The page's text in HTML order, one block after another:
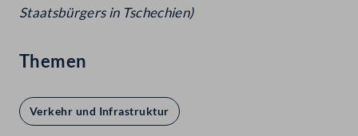
Staatsbürgers in Tschechien)
Themen
Verkehr und Infrastruktur